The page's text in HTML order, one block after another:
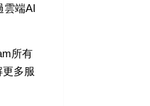
雲端AI
所有
更多服